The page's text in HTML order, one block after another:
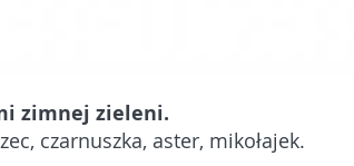
zimnej zieleni.
czarnuszka, aster, mikołajek.